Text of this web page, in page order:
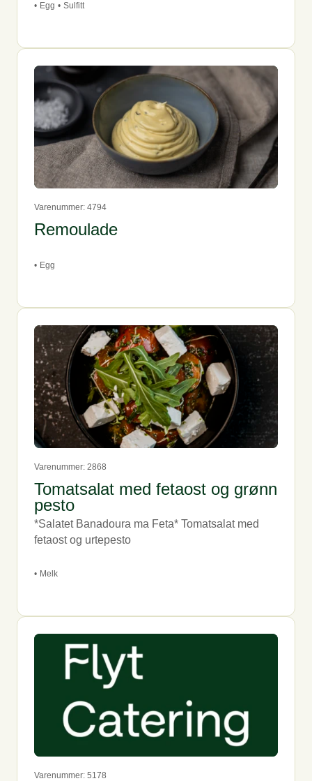
• Egg • Sulfitt
Varenummer: 4794
Remoulade
• Egg
Varenummer: 2868
Tomatsalat med fetaost og grønn
pesto
*Salatet Banadoura ma Feta* Tomatsalat med
fetaost og urtepesto
• Melk
Varenummer: 5178